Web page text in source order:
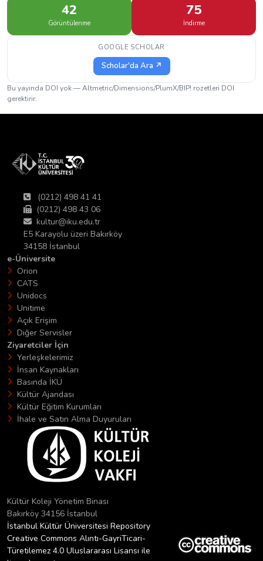
42
Görüntülenme
75
İndirme
GOOGLE SCHOLAR
Scholar'da Ara ↗
Bu yayında DOI yok — Altmetric/Dimensions/PlumX/BIP! rozetleri DOI
gerektirir.
(0212) 498 41 41
(0212) 498 43 06
kultur@iku.edu.tr
E5 Karayolu üzeri Bakırköy
34158 İstanbul
e-Üniversite
Orion
CATS
Unidocs
Unitime
Açık Erişim
Diğer Servisler
Ziyaretciler İçin
Yerleşkelerimiz
İnsan Kaynakları
Basında İKÜ
Kültür Ajandası
Kültür Eğitim Kurumları
İhale ve Satın Alma Duyuruları
Kültür Koleji Yönetim Binası
Bakırköy 34156 İstanbul
İstanbul Kültür Üniversitesi Repository
Creative Commons Alıntı-GayriTicari-
Türetilemez 4.0 Uluslararası Lisansı ile